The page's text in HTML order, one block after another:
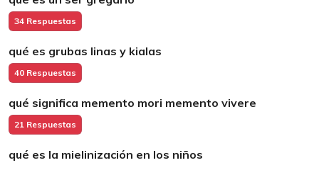
34 Respuestas
qué es grubas linas y kialas
40 Respuestas
qué significa memento mori memento vivere
21 Respuestas
qué es la mielinización en los niños